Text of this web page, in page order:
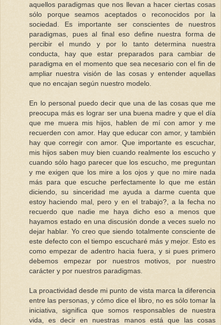
aquellos paradigmas que nos llevan a hacer ciertas cosas
sólo porque seamos aceptados o reconocidos por la
sociedad. Es importante ser conscientes de nuestros
paradigmas, pues al final eso define nuestra forma de
percibir el mundo y por lo tanto determina nuestra
conducta, hay que estar preparados para cambiar de
paradigma en el momento que sea necesario con el fin de
ampliar nuestra visión de las cosas y entender aquellas
que no encajan según nuestro modelo.
En lo personal puedo decir que una de las cosas que me
preocupa más es lograr ser una buena madre y que el día
que me muera mis hijos, hablen de mí con amor y me
recuerden con amor. Hay que educar con amor, y también
hay que corregir con amor. Que importante es escuchar,
mis hijos saben muy bien cuando realmente los escucho y
cuando sólo hago parecer que los escucho, me preguntan
y me exigen que los mire a los ojos y que no mire nada
más para que escuche perfectamente lo que me están
diciendo, su sinceridad me ayuda a darme cuenta que
estoy haciendo mal, pero y en el trabajo?, a la fecha no
recuerdo que nadie me haya dicho eso a menos que
hayamos estado en una discusión donde a veces suelo no
dejar hablar. Yo creo que siendo totalmente consciente de
este defecto con el tiempo escucharé más y mejor. Esto es
como empezar de adentro hacia fuera, y si pues primero
debemos empezar por nuestros motivos, por nuestro
carácter y por nuestros paradigmas.
La proactividad desde mi punto de vista marca la diferencia
entre las personas, y cómo dice el libro, no es sólo tomar la
iniciativa, significa que somos responsables de nuestra
vida, es decir en nuestras manos está que las cosas